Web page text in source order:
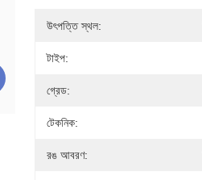
উৎপত্তি স্থল:
টাইপ:
গ্রেড:
টেকনিক:
রঙ আবরণ: